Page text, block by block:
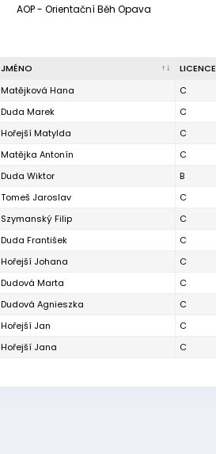
AOP - Orientační Běh Opava
JMÉNO LICENCE
Matějková Hana C
Duda Marek C
Hořejší Matylda C
Matějka Antonín C
Duda Wiktor B
Tomeš Jaroslav C
Szymanský Filip C
Duda František C
Hořejší Johana C
Dudová Marta C
Dudová Agnieszka C
Hořejší Jan C
Hořejší Jana C